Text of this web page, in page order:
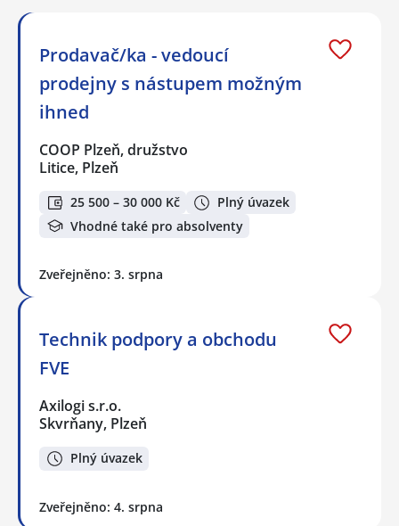
Prodavač/ka - vedoucí
prodejny s nástupem možným
ihned
COOP Plzeň, družstvo
Litice, Plzeň
25 500 – 30 000 Kč
Plný úvazek
Vhodné také pro absolventy
Zveřejněno: 3. srpna
Technik podpory a obchodu
FVE
Axilogi s.r.o.
Skvrňany, Plzeň
Plný úvazek
Zveřejněno: 4. srpna